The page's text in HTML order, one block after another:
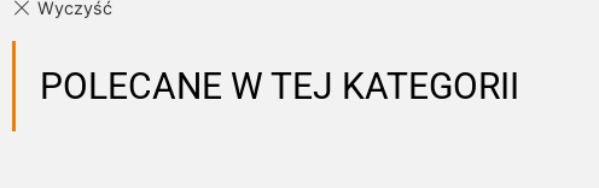
POLECANE W TEJ KATEGORII